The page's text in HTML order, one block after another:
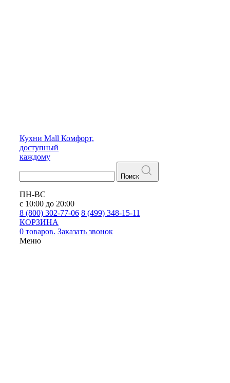
Кухни Mall Комфорт,
доступный
каждому
Поиск
ПН-ВС
с 10:00 до 20:00
8 (800) 302-77-06 8 (499) 348-15-11
КОРЗИНА
0 товаров. Заказать звонок
Меню